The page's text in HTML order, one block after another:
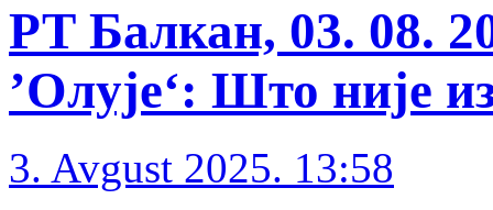
РТ Балкан, 03. 08.
’Олује‘: Што није
3. Avgust 2025. 13:58